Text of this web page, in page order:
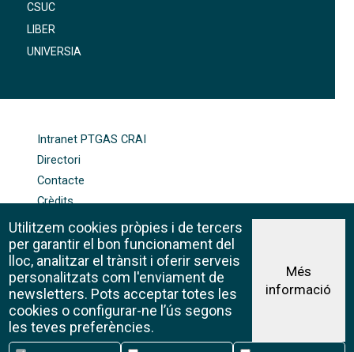
CSUC
LIBER
UNIVERSIA
Intranet PTGAS CRAI
Directori
Contacte
Crèdits
Mapa web
Política de galetes
Avís legal
©CRAI Universitat de Barcelona
Creative Commons 4.0
Utilitzem cookies pròpies i de tercers
per garantir el bon funcionament del
lloc, analitzar el trànsit i oferir serveis
personalitzats com l'enviament de
newsletters. Pots acceptar totes les
cookies o configurar-ne l’ús segons
les teves preferències.
Més
informació